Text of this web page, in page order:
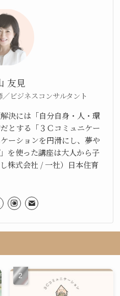
友見
ビジネスコンサルタント
決には「自分自身・人・環
とする「３Ｃコミュニケー
ーションを円滑にし、夢や
を使った講座は大人から子
株式会社 / 一社）日本住育